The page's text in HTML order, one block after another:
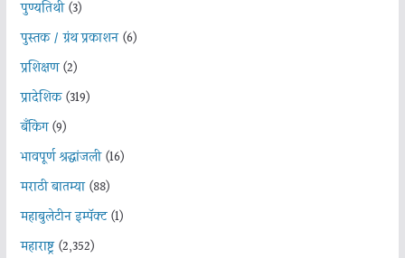
पुण्यतिथी(3)
पुस्तक / ग्रंथ प्रकाशन(6)
प्रशिक्षण(2)
प्रादेशिक(319)
बँकिंग(9)
भावपूर्ण श्रद्धांजली(16)
मराठी बातम्या(88)
महाबुलेटीन इम्पॅक्ट(1)
महाराष्ट्र(2,352)